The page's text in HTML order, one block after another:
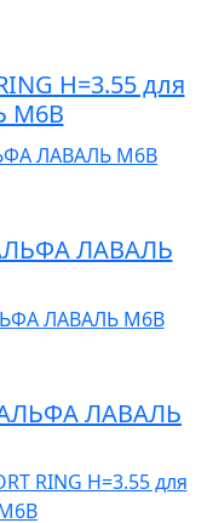
H=3.55 для
ЛАВАЛЬ
ЛАВАЛЬ